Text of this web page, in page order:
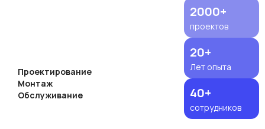
Проектирование
Монтаж
Обслуживание
2000+
проектов
20+
Лет опыта
40+
сотрудников